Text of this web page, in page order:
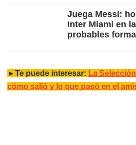
Juega Messi:
Inter Miami en
probables
►Te puede interesar: La
cómo salió y lo que pasó en el